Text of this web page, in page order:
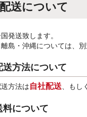
配送について
発送致します。
島・沖縄については、別
送方法について
方法は自社配送、もし
料について